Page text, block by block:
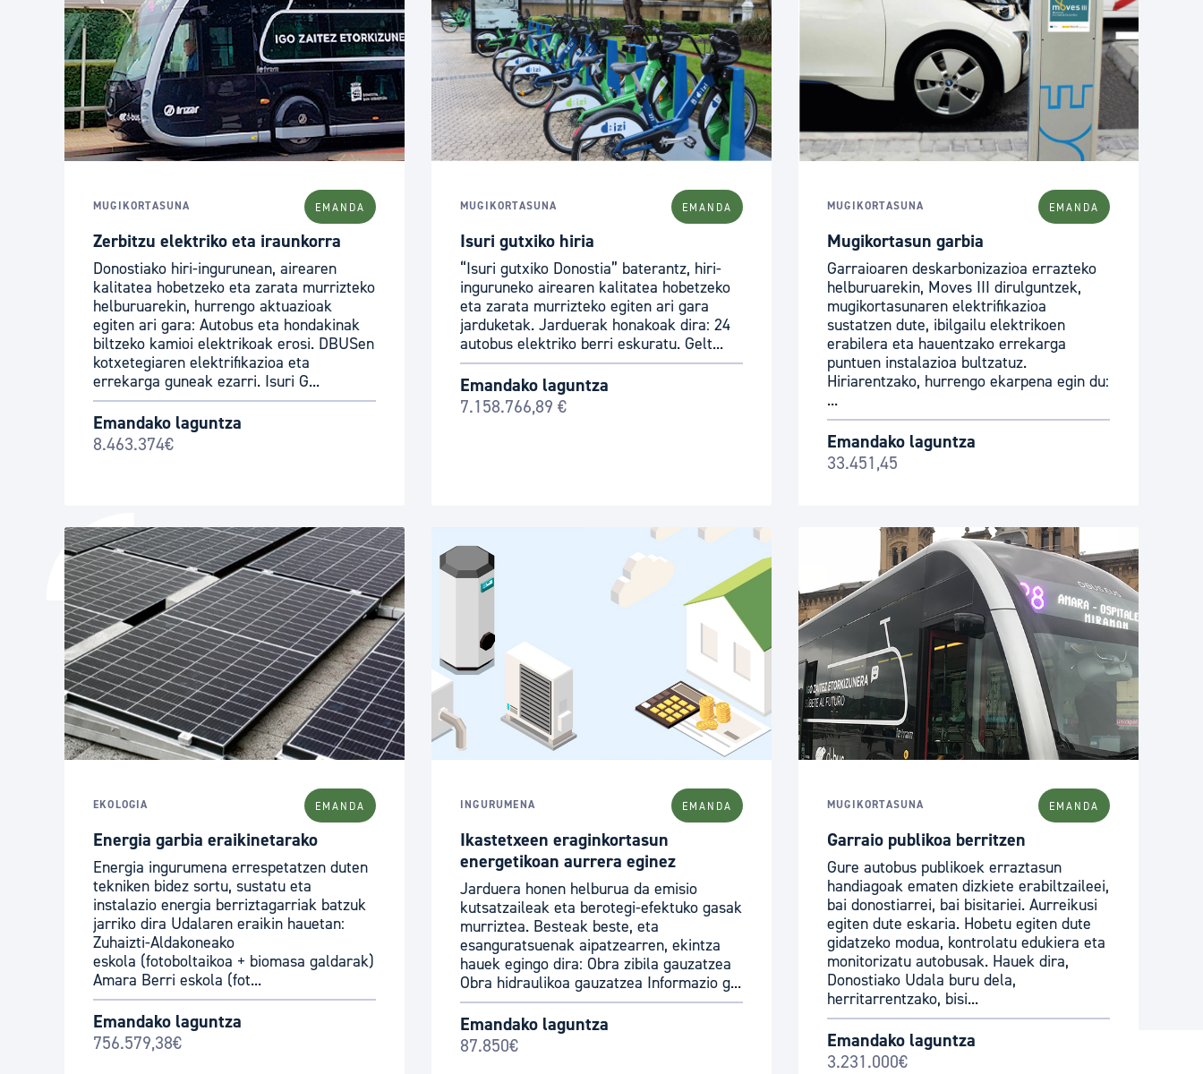
MUGIKORTASUNA EMANDA
Zerbitzu elektriko eta iraunkorra
Donostiako hiri-ingurunean, airearen
kalitatea hobetzeko eta zarata murrizteko
helburuarekin, hurrengo aktuazioak
egiten ari gara: Autobus eta hondakinak
biltzeko kamioi elektrikoak erosi. DBUSen
kotxetegiaren elektrifikazioa eta
errekarga guneak ezarri. Isuri G...
Emandako laguntza
8.463.374€
MUGIKORTASUNA EMANDA
Isuri gutxiko hiria
“Isuri gutxiko Donostia” baterantz, hiri-
inguruneko airearen kalitatea hobetzeko
eta zarata murrizteko egiten ari gara
jarduketak. Jarduerak honakoak dira: 24
autobus elektriko berri eskuratu. Gelt...
Emandako laguntza
7.158.766,89 €
MUGIKORTASUNA EMANDA
Mugikortasun garbia
Garraioaren deskarbonizazioa errazteko
helburuarekin, Moves III dirulguntzek,
mugikortasunaren elektrifikazioa
sustatzen dute, ibilgailu elektrikoen
erabilera eta hauentzako errekarga
puntuen instalazioa bultzatuz.
Hiriarentzako, hurrengo ekarpena egin du:
...
Emandako laguntza
33.451,45
EKOLOGIA EMANDA
Energia garbia eraikinetarako
Energia ingurumena errespetatzen duten
tekniken bidez sortu, sustatu eta
instalazio energia berriztagarriak batzuk
jarriko dira Udalaren eraikin hauetan:
Zuhaizti-Aldakoneako
eskola (fotoboltaikoa + biomasa galdarak)
Amara Berri eskola (fot...
Emandako laguntza
756.579,38€
INGURUMENA EMANDA
Ikastetxeen eraginkortasun
energetikoan aurrera eginez
Jarduera honen helburua da emisio
kutsatzaileak eta berotegi-efektuko gasak
murriztea. Besteak beste, eta
esanguratsuenak aipatzearren, ekintza
hauek egingo dira: Obra zibila gauzatzea
Obra hidraulikoa gauzatzea Informazio g...
Emandako laguntza
87.850€
MUGIKORTASUNA EMANDA
Garraio publikoa berritzen
Gure autobus publikoek erraztasun
handiagoak ematen dizkiete erabiltzaileei,
bai donostiarrei, bai bisitariei. Aurreikusi
egiten dute eskaria. Hobetu egiten dute
gidatzeko modua, kontrolatu edukiera eta
monitorizatu autobusak. Hauek dira,
Donostiako Udala buru dela,
herritarrentzako, bisi...
Emandako laguntza
3.231.000€